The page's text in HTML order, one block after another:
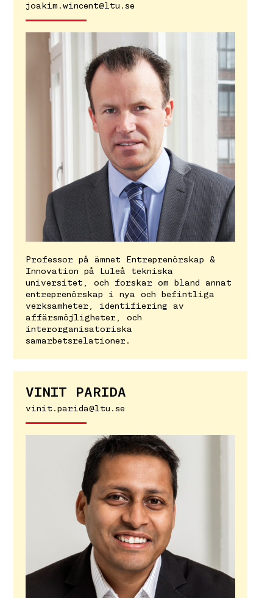
joakim.wincent@ltu.se
Professor på ämnet Entreprenörskap &
Innovation på Luleå tekniska
universitet, och forskar om bland annat
entreprenörskap i nya och befintliga
verksamheter, identifiering av
affärsmöjligheter, och
interorganisatoriska
samarbetsrelationer.
VINIT PARIDA
vinit.parida@ltu.se